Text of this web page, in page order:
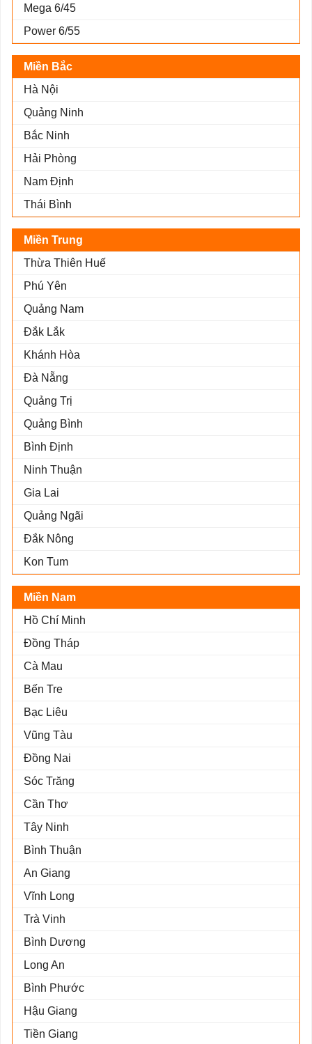
Mega 6/45
Power 6/55
Miền Bắc
Hà Nội
Quảng Ninh
Bắc Ninh
Hải Phòng
Nam Định
Thái Bình
Miền Trung
Thừa Thiên Huế
Phú Yên
Quảng Nam
Đắk Lắk
Khánh Hòa
Đà Nẵng
Quảng Trị
Quảng Bình
Bình Định
Ninh Thuận
Gia Lai
Quảng Ngãi
Đắk Nông
Kon Tum
Miền Nam
Hồ Chí Minh
Đồng Tháp
Cà Mau
Bến Tre
Bạc Liêu
Vũng Tàu
Đồng Nai
Sóc Trăng
Cần Thơ
Tây Ninh
Bình Thuận
An Giang
Vĩnh Long
Trà Vinh
Bình Dương
Long An
Bình Phước
Hậu Giang
Tiền Giang